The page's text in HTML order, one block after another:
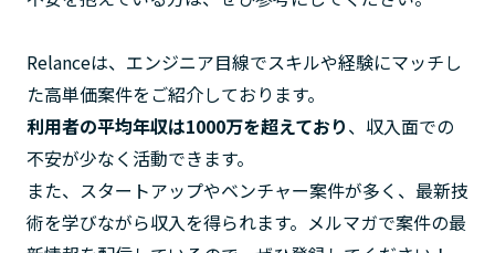
Relanceは、エンジニア目線でスキルや経験にマッチし
た高単価案件をご紹介しております。
利用者の平均年収は1000万を超えており、収入面での
不安が少なく活動できます。
また、スタートアップやベンチャー案件が多く、最新技
術を学びながら収入を得られます。メルマガで案件の最